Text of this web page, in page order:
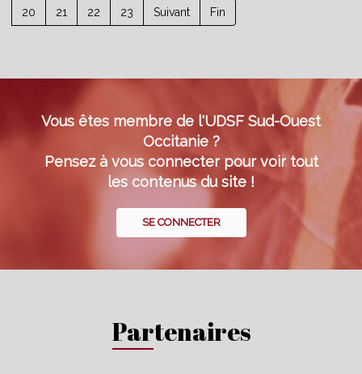
20 21 22 23 Suivant Fin
Vous êtes membre de l'UDSF Sud-Ouest
Occitanie ?
Pensez à vous connecter pour voir tout
les contenus du site !
SE CONNECTER
Partenaires